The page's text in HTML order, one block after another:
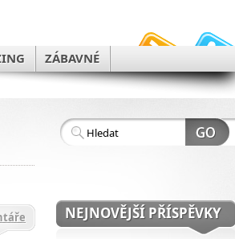
ZÁBAVNÉ
NEJNOVĚJŠÍ PŘÍSPĚVKY